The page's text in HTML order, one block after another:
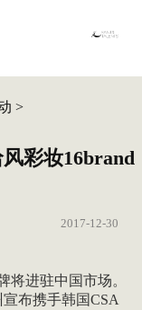
>
彩妆16brand
2017-12-30
将进驻中国市场。
布携手韩国CSA